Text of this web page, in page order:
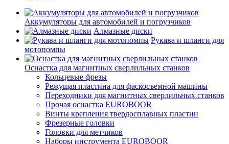
Аккумуляторы для автомобилей и погрузчиков
Алмазные диски
Рукава и шланги для
мотопомпы
Оснастка для магнитных сверлильных станков
Кольцевые фрезы
Режущая пластина для фаскосъемной машины
Переходники для магнитных сверлильных станков
Прочая оснастка EUROBOOR
Винты крепления твердосплавных пластин
Фрезерные головки
Головки для метчиков
Наборы инструмента EUROBOOR